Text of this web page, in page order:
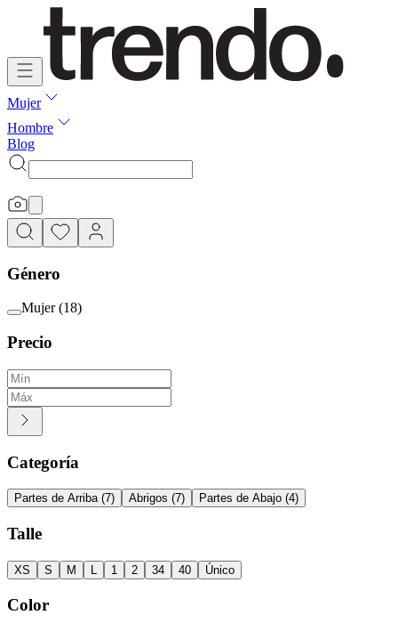
Mujer
Hombre
Blog
Género
Mujer (18)
Precio
Categoría
Partes de Arriba (7) Abrigos (7) Partes de Abajo (4)
Talle
XS S M 1 2 34 40 Único
Color